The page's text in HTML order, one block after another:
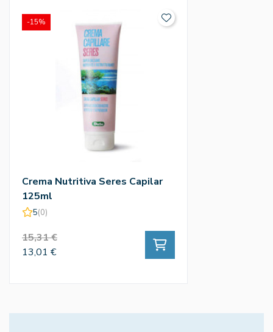
Crema Nutritiva Seres Capilar
125ml
5(0)
15,31 €
13,01 €
-15%